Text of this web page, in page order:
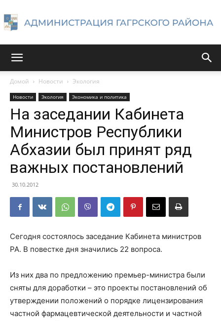
Гагрского
района
Домой Новости Экология
Новости Экология Экономика и политика
На заседании Кабинета
Министров Республики
Абхазии был принят ряд
важных постановлений
30.10.2012
Сегодня состоялось заседание Кабинета министров
РА. В повестке дня значились 22 вопроса.
Из них два по предложению премьер-министра были
сняты для доработки – это проекты постановлений об
утверждении положений о порядке лицензирования
частной фармацевтической деятельности и частной